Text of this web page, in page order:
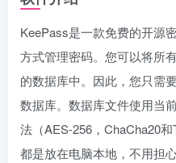
KeePass是一款免费的开源
方式管理密码。您可以将所
的数据库中。因此，您只需
数据库。数据库文件使用当
法（AES-256，ChaCha20
都是放在电脑本地，不用担